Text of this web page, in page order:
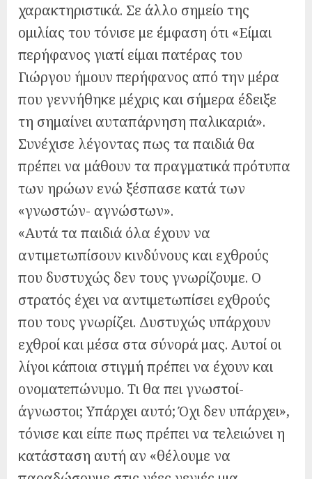
χαρακτηριστικά. Σε άλλο σημείο της
ομιλίας του τόνισε με έμφαση ότι «Είμαι
περήφανος γιατί είμαι πατέρας του
Γιώργου ήμουν περήφανος από την μέρα
που γεννήθηκε μέχρις και σήμερα έδειξε
τη σημαίνει αυταπάρνηση παλικαριά».
Συνέχισε λέγοντας πως τα παιδιά θα
πρέπει να μάθουν τα πραγματικά πρότυπα
των ηρώων ενώ ξέσπασε κατά των
«γνωστών- αγνώστων».
«Αυτά τα παιδιά όλα έχουν να
αντιμετωπίσουν κινδύνους και εχθρούς
που δυστυχώς δεν τους γνωρίζουμε. Ο
στρατός έχει να αντιμετωπίσει εχθρούς
που τους γνωρίζει. Δυστυχώς υπάρχουν
εχθροί και μέσα στα σύνορά μας. Αυτοί οι
λίγοι κάποια στιγμή πρέπει να έχουν και
ονοματεπώνυμο. Τι θα πει γνωστοί-
άγνωστοι; Υπάρχει αυτό; Όχι δεν υπάρχει»,
τόνισε και είπε πως πρέπει να τελειώνει η
κατάσταση αυτή αν «θέλουμε να